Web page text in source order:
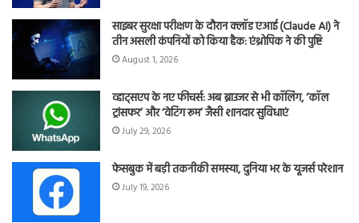
साइबर सुरक्षा परीक्षण के दौरान क्लॉड एआई (Claude AI) ने
तीन असली कंपनियों को किया हैक: एंथ्रोपिक ने की पुष्टि
August 1, 2026
व्हाट्सएप के नए फीचर्स: अब ब्राउजर से भी कॉलिंग, ‘कॉल
ट्रांसफर’ और ‘वेटिंग रूम’ जैसी शानदार सुविधाएं
July 29, 2026
फेसबुक में बड़ी तकनीकी समस्या, दुनिया भर के यूजर्स परेशान
July 19, 2026